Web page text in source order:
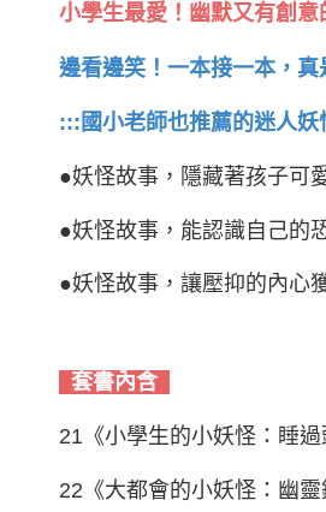
小學生最愛！幽默又有創意
邊看邊笑！一本接一本，真
:::國小老師也推薦的迷人
●妖怪故事，隱藏著孩子可
●妖怪故事，能認識自己的
●妖怪故事，讓壓抑的內心
套書內含
21《小學生的小妖怪：睡過
22《大都會的小妖怪：幽靈